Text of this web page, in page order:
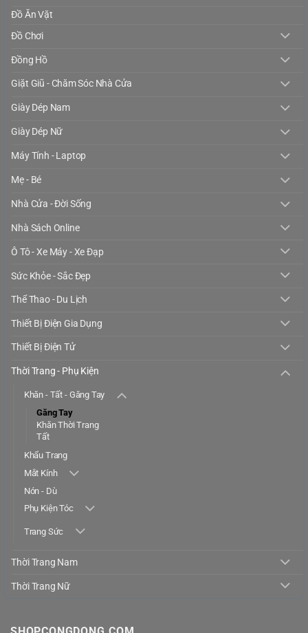
Đồ Ăn Vặt
Đồ Chơi
Đồng Hồ
Giặt Giũ - Chăm Sóc Nhà Cửa
Giày Dép Nam
Giày Dép Nữ
Máy Tính - Laptop
Mẹ - Bé
Nhà Cửa - Đời Sống
Nhà Sách Online
Ô Tô - Xe Máy - Xe Đạp
Sức Khỏe - Sắc Đẹp
Thể Thao - Du Lịch
Thiết Bị Điện Gia Dụng
Thiết Bị Điện Tử
Thời Trang - Phụ Kiện
Khăn - Tất - Găng Tay
Găng Tay
Khăn Thời Trang
Tất
Khẩu Trang
Mắt Kính
Nón - Dù
Phụ Kiện Tóc
Trang Sức
Thời Trang Nam
Thời Trang Nữ